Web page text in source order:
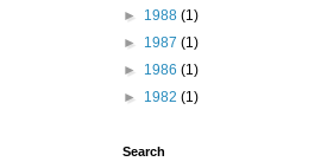
► 1988 (1)
► 1987 (1)
► 1986 (1)
► 1982 (1)
Search